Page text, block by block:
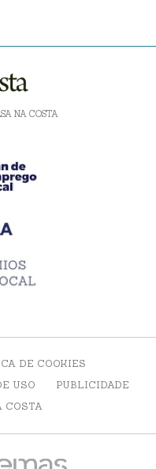
NA COSTA
DE COOKIES
USO
PUBLICIDADE
COSTA